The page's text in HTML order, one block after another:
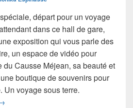
départ pour un voyage
dans ce hall de gare,
exposition qui vous parle des
un espace de vidéo pour
du Causse Méjean, sa beauté et
boutique de souvenirs pour
Un voyage sous terre.
#23 | Aven Armand